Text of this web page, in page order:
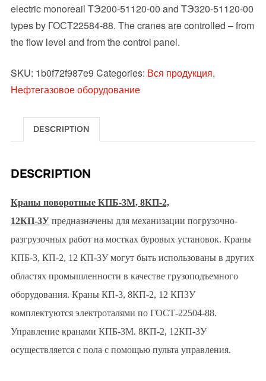
electric monoreail TЭ200-51120-00 and TЭ320-51120-00
types by ГОСT22584-88. The cranes are controlled – from
the flow level and from the control panel.
SKU: 1b0f72f987e9 Categories: Вся продукция,
Нефтегазовое оборудование
DESCRIPTION
DESCRIPTION
Краны поворотные КПБ-3М, 8КП-2,
12КП-3Упредназначены для механизации погрузочно-
разгрузочных работ на мостках буровых установок. Краны
КПБ-3, КП-2, 12 КП-3У могут быть использованы в других
областях промышленности в качестве грузоподъемного
оборудования. Краны КП-3, 8КП-2, 12 КП3У
комплектуются электроталями по ГОСТ-22504-88.
Управление кранами КПБ-3М. 8КП-2, 12КП-3У
осуществляется с пола с помощью пульта управления.